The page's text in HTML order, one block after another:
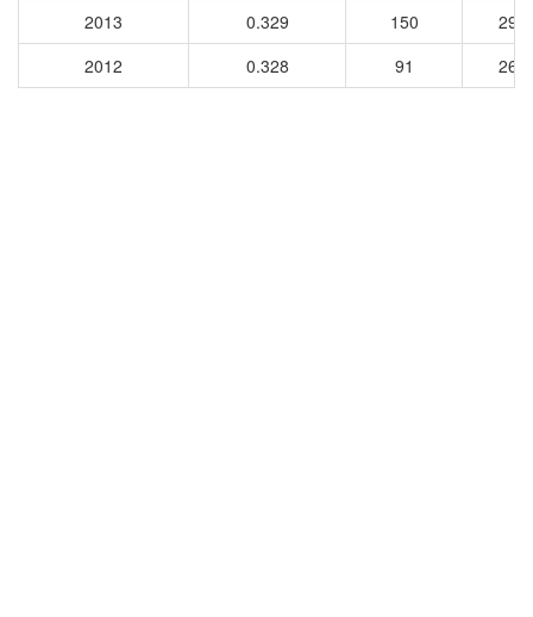
2013
0.329 150
299
2012
0.328 91 260